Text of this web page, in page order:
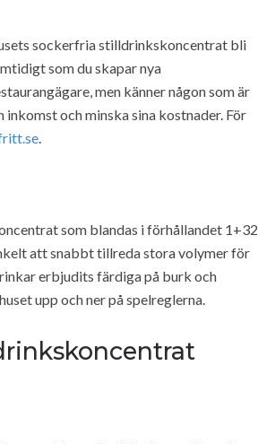
sockerfria stilldrinkskoncentrat bli
som du skapar nya
men känner någon som är
inkomst och minska sina kostnader. För
.
som blandas i förhållandet 1+32
att snabbt tillreda stora volymer för
erbjudits färdiga på burk och
upp och ner på spelreglerna.